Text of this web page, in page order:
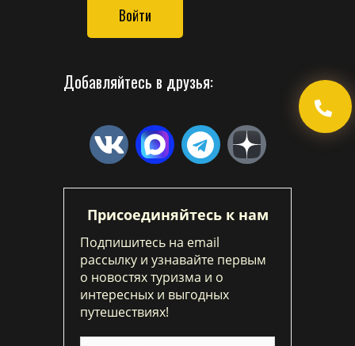
Войти
Добавляйтесь в друзья:
Присоединяйтесь к нам
Подпишитесь на email
рассылку и узнавайте первым
о новостях туризма и о
интересных и выгодных
путешествиях!